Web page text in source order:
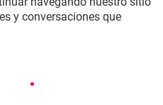
y conversaciones que